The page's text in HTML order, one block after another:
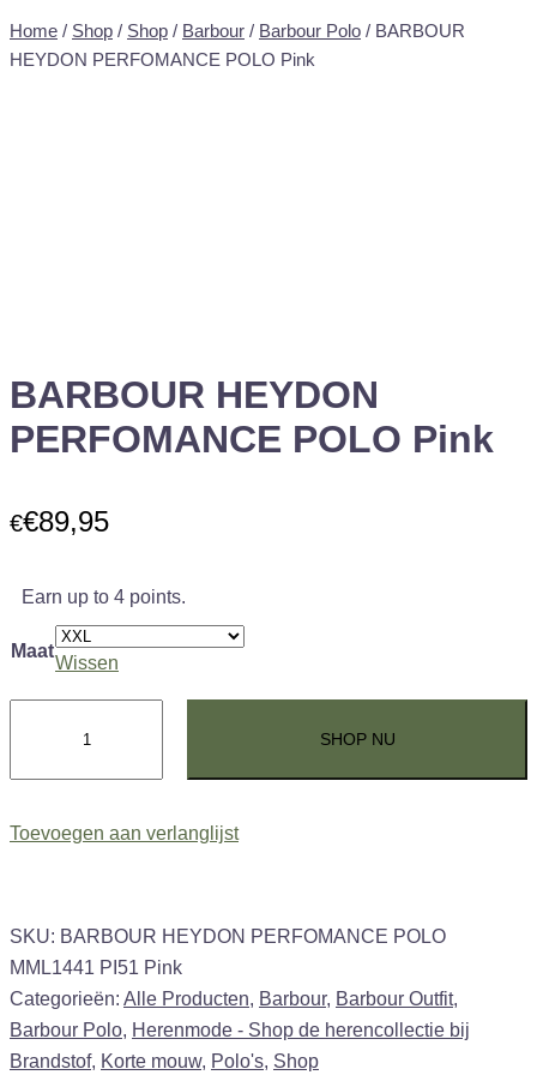
Home / Shop / Shop / Barbour / Barbour Polo / BARBOUR
HEYDON PERFOMANCE POLO Pink
BARBOUR HEYDON
PERFOMANCE POLO Pink
€€89,95
Earn up to 4 points.
Maat
Wissen
HEYDON
PERFOMANCE
Pink
SHOP NU
Toevoegen aan verlanglijst
SKU: BARBOUR HEYDON PERFOMANCE POLO
MML1441 PI51 Pink
Categorieën: Alle Producten, Barbour, Barbour Outfit,
Barbour Polo, Herenmode - Shop de herencollectie bij
Brandstof, Korte mouw, Polo's, Shop